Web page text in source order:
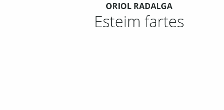
ORIOL RADALGA
Esteim fartes